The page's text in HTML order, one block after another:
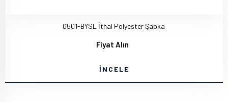
0501-BYSL İthal Polyester Şapka
Fiyat Alın
İNCELE